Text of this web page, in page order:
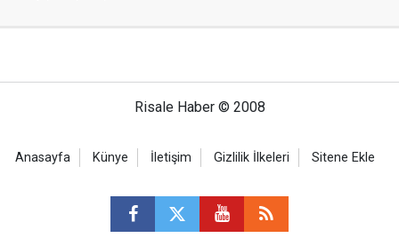
Risale Haber © 2008
Anasayfa Künye İletişim Gizlilik İlkeleri Sitene Ekle